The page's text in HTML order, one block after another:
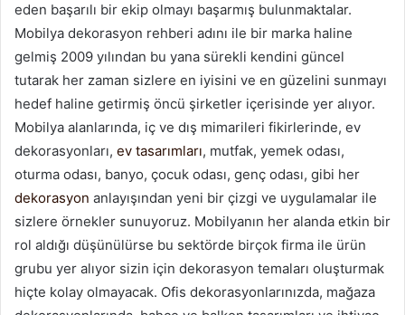
eden başarılı bir ekip olmayı başarmış bulunmaktalar.
Mobilya dekorasyon rehberi adını ile bir marka haline
gelmiş 2009 yılından bu yana sürekli kendini güncel
tutarak her zaman sizlere en iyisini ve en güzelini sunmayı
hedef haline getirmiş öncü şirketler içerisinde yer alıyor.
Mobilya alanlarında, iç ve dış mimarileri fikirlerinde, ev
dekorasyonları, ev tasarımları, mutfak, yemek odası,
oturma odası, banyo, çocuk odası, genç odası, gibi her
dekorasyon anlayışından yeni bir çizgi ve uygulamalar ile
sizlere örnekler sunuyoruz. Mobilyanın her alanda etkin bir
rol aldığı düşünülürse bu sektörde birçok firma ile ürün
grubu yer alıyor sizin için dekorasyon temaları oluşturmak
hiçte kolay olmayacak. Ofis dekorasyonlarınızda, mağaza